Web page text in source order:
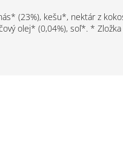
(23%), kešu*, nektár z
olej* (0,04%), soľ*. *